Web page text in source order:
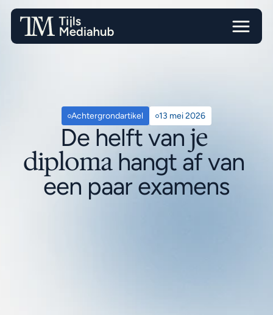
Achtergrondartikel 13 mei 2026
De helft van je
diploma hangt af van
een paar examens